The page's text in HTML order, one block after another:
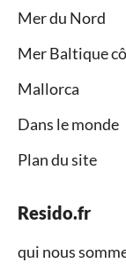
Mer du Nord
Mer Baltique
Mallorca
Dans le monde
Plan du site
Resido.fr
qui nous